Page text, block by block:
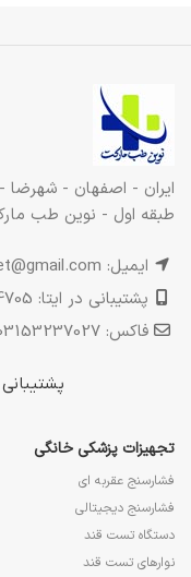
طبقه اول - نوین طب
ایمیل: novintebmarket@gmail.com
پشتیبانی در ایتا: 09358254705
فاکس: 03153237027
پشتیبانی
تجهیزات پزشکی خانگی
فشارسنج عقربه ای
فشارسنج دیجیتالی
دستگاه تست قند
نوارهای تست قند